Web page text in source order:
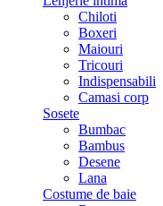
Chiloti
Boxeri
Maiouri
Tricouri
Indispensabili
Camasi corp
Sosete
Bumbac
Bambus
Desene
Lana
Costume de baie